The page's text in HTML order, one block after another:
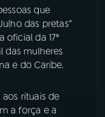
Facebook
que
das pretas”
oficial da 17ª
das mulheres
e do Caribe.
rituais de
a força e a